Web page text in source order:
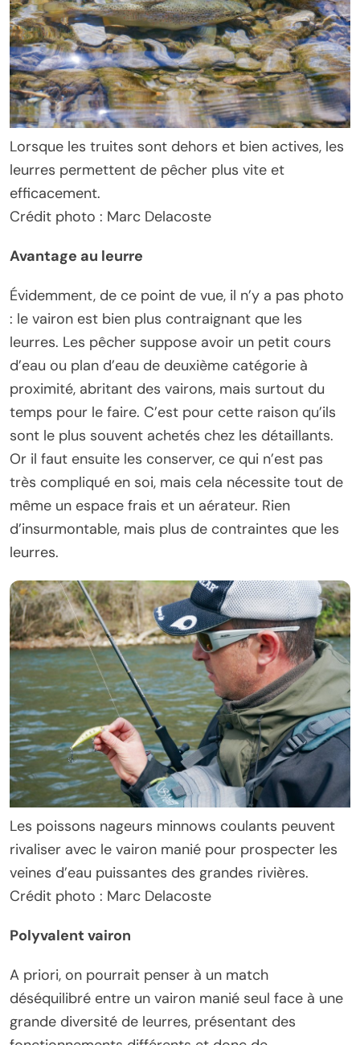
Lorsque les truites sont dehors et bien actives, les
leurres permettent de pêcher plus vite et
efficacement.
Crédit photo : Marc Delacoste
Avantage au leurre
Évidemment, de ce point de vue, il n’y a pas photo
: le vairon est bien plus contraignant que les
leurres. Les pêcher suppose avoir un petit cours
d’eau ou plan d’eau de deuxième catégorie à
proximité, abritant des vairons, mais surtout du
temps pour le faire. C’est pour cette raison qu’ils
sont le plus souvent achetés chez les détaillants.
Or il faut ensuite les conserver, ce qui n’est pas
très compliqué en soi, mais cela nécessite tout de
même un espace frais et un aérateur. Rien
d’insurmontable, mais plus de contraintes que les
leurres.
Les poissons nageurs minnows coulants peuvent
rivaliser avec le vairon manié pour prospecter les
veines d’eau puissantes des grandes rivières.
Crédit photo : Marc Delacoste
Polyvalent vairon
A priori, on pourrait penser à un match
déséquilibré entre un vairon manié seul face à une
grande diversité de leurres, présentant des